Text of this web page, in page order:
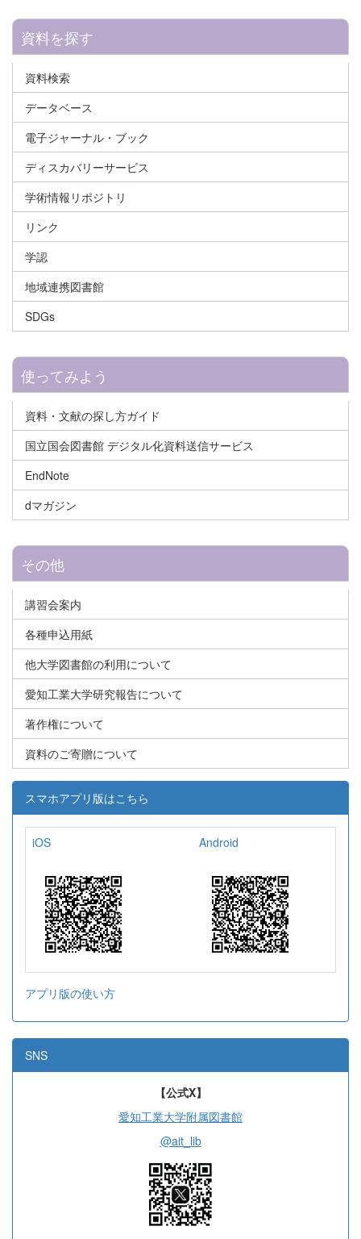
資料を探す
資料検索
データベース
電子ジャーナル・ブック
ディスカバリーサービス
学術情報リポジトリ
リンク
学認
地域連携図書館
SDGs
使ってみよう
資料・文献の探し方ガイド
国立国会図書館 デジタル化資料送信サービス
EndNote
dマガジン
その他
講習会案内
各種申込用紙
他大学図書館の利用について
愛知工業大学研究報告について
著作権について
資料のご寄贈について
スマホアプリ版はこちら
iOS Android
アプリ版の使い方
SNS
【公式X】
愛知工業大学附属図書館
@ait_lib